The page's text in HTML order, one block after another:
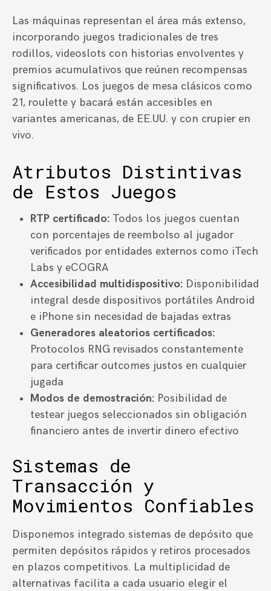
Las máquinas representan el área más extenso,
incorporando juegos tradicionales de tres
rodillos, videoslots con historias envolventes y
premios acumulativos que reúnen recompensas
significativos. Los juegos de mesa clásicos como
21, roulette y bacará están accesibles en
variantes americanas, de EE.UU. y con crupier en
vivo.
Atributos Distintivas
de Estos Juegos
RTP certificado: Todos los juegos cuentan
con porcentajes de reembolso al jugador
verificados por entidades externos como iTech
Labs y eCOGRA
Accesibilidad multidispositivo: Disponibilidad
integral desde dispositivos portátiles Android
e iPhone sin necesidad de bajadas extras
Generadores aleatorios certificados:
Protocolos RNG revisados constantemente
para certificar outcomes justos en cualquier
jugada
Modos de demostración: Posibilidad de
testear juegos seleccionados sin obligación
financiero antes de invertir dinero efectivo
Sistemas de
Transacción y
Movimientos Confiables
Disponemos integrado sistemas de depósito que
permiten depósitos rápidos y retiros procesados
en plazos competitivos. La multiplicidad de
alternativas facilita a cada usuario elegir el